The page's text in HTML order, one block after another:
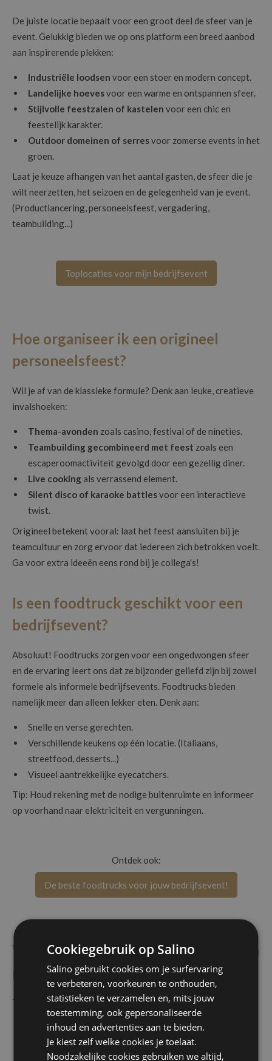
De juiste locatie bepaalt voor een groot deel de sfeer van je
event. Gelukkig bieden we op ons platform een breed aanbod
aan inspirerende plekken:
Industriële loodsen voor een stoer en modern concept.
Landelijke hoevesvoor een warme en ontspannen sfeer.
Stijlvolle feestzalen of kastelen voor een chic en
feestelijk karakter.
Outdoor domeinen of serresvoor zomerse events in het
groen.
Laat je keuze afhangen van het aantal gasten, de sfeer die je
wilt neerzetten, het seizoen en de gelegenheid van je event.
(Productlancering, personeelsfeest, vergadering,
teambuilding...)
Toplocaties voor mijn bedrijfsevent
Hoe organiseer ik een origineel
personeelsfeest?
Wil je af van de klassieke formule? Denk aan leuke, creatieve
invalshoeken:
Thema-avonden zoals casino, festival of de nineties.
Teambuilding gecombineerd met feest zoals een
escaperoomactiviteit gevolgd door een gezellig diner.
Live cooking als verrassend element.
Silent disco of karaoke battlesvoor een interactieve
twist.
Origineel betekent vooral: laat het feest aansluiten bij je
teamcultuur en zorg ervoor dat iedereen zich betrokken voelt.
Ga voor extra ideeën eens rond bij je collega's!
Is een foodtruck geschikt voor een
bedrijfsevent?
Absoluut! Foodtrucks zorgen voor een ongedwongen sfeer
en de ervaring leert ons dat ze bijzonder geliefd zijn bij zowel
formele als informele bedrijfsevents. Foodtrucks bieden
namelijk meer dan alleen lekker eten. Denk aan:
Snelle en verse gerechten.
Verschillende keukens op één locatie. (Italiaans,
streetfood, desserts...)
Visueel aantrekkelijke eyecatchers.
Tip: Houd rekening met de nodige buitenruimte en informeer
op voorhand naar elektriciteit en vergunningen.
Ontdek ook:
De beste foodtrucks voor jouw bedrijfsevent!
Welke cateringopties zijn er voor een
personeelsfeest?
Talrijke leuke opties! Denk aan:
Walking dinner: ideaal om mensen vrij te laten bewegen.
Buffet: budgetvriendelijk en divers.
Seateddinner: voor een formelere aanpak.
Cookiegebruik op Salino
Salino gebruikt cookies om je surfervaring
te verbeteren, voorkeuren te onthouden,
statistieken te verzamelen en, mits jouw
toestemming, ook gepersonaliseerde
inhoud en advertenties aan te bieden.
Je kiest zelf welke cookies je toelaat.
Noodzakelijke cookies gebruiken we altijd,